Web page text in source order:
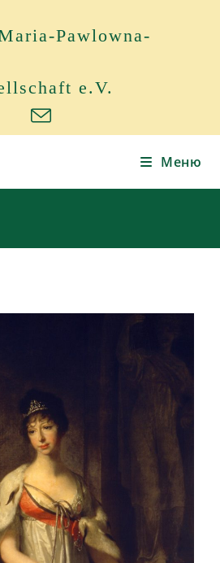
Pawlowna-
e.V.
Меню